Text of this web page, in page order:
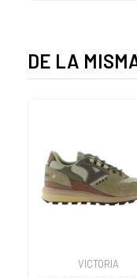
DE LA
VICTORIA